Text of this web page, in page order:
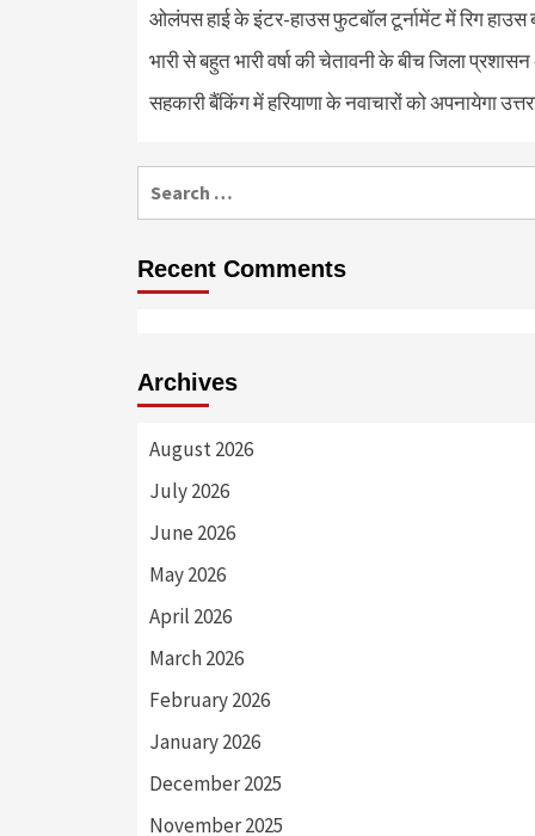
ओलंपस हाई के इंटर-हाउस फुटबॉल टूर्नामेंट में रिग हाउस
भारी से बहुत भारी वर्षा की चेतावनी के बीच जिला
सहकारी बैंकिंग में हरियाणा के नवाचारों को अपनायेगा
for:
Recent Comments
Archives
August 2026
July 2026
June 2026
May 2026
April 2026
March 2026
February 2026
January 2026
December 2025
November 2025